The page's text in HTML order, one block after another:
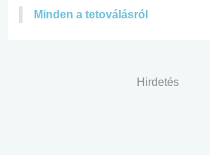
Minden a tetoválásról
Hirdetés